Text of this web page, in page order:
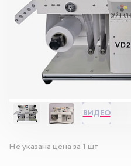
ВИДЕО
Не указана цена за 1 шт